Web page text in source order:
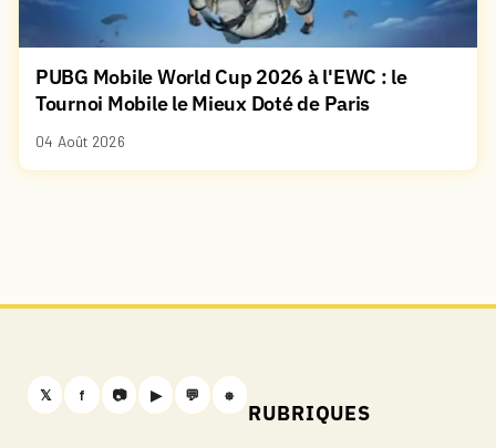
PUBG Mobile World Cup 2026 à l'EWC : le
Tournoi Mobile le Mieux Doté de Paris
04 Août 2026
𝕏 f 📷 ▶ 💬 ⎈
RUBRIQUES